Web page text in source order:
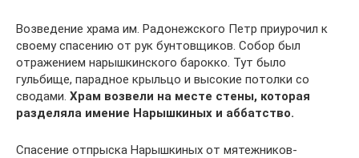
Возведение храма им. Радонежского Петр приурочил к
своему спасению от рук бунтовщиков. Собор был
отражением нарышкинского барокко. Тут было
гульбище, парадное крыльцо и высокие потолки со
сводами. Храм возвели на месте стены, которая
разделяла имение Нарышкиных и аббатство.
Спасение отпрыска Нарышкиных от мятежников-